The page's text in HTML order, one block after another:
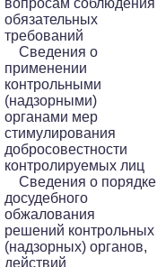
вопросам соблюдения
обязательных
требований
Сведения о
применении
контрольными
(надзорными)
органами мер
стимулирования
добросовестности
контролируемых лиц
Сведения о порядке
досудебного
обжалования
решений контрольных
(надзорных) органов,
действий